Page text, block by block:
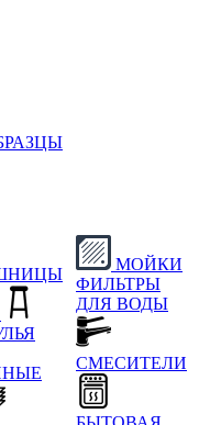
МОЙКИ
ФИЛЬТРЫ
ДЛЯ ВОДЫ
СМЕСИТЕЛИ